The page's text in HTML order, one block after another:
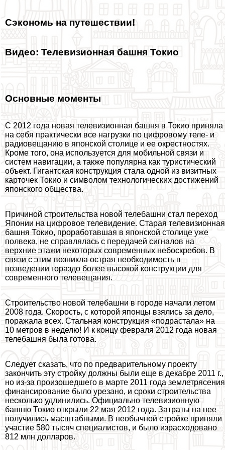
Сэкономь на путешествии!
Видео: Телевизионная башня Токио
Основные моменты
С 2012 года новая телевизионная башня в Токио приняла
на себя пpaктически все нагрузки по цифровому теле- и
радиовещанию в японской столице и ее окрестностях.
Кроме того, она используется для мобильной связи и
систем навигации, а также популярна как туристический
объект. Гигантская конструкция стала одной из визитных
карточек Токио и символом технологических достижений
японского общества.
Причиной строительства новой телeбашни стал переход
Японии на цифровое телевидение. Старая телевизионная
башня Токио, проработавшая в японской столице уже
полвека, не справлялась с передачей сигналов на
верхние этажи некоторых современных небоскребов. В
связи с этим возникла острая необходимость в
возведении гораздо более высокой конструкции для
современного телевещания.
Строительство новой телeбашни в городе начали летом
2008 года. Скорость, с которой японцы взялись за дело,
поражала всех. Стальная конструкция «подрастала» на
10 метров в неделю! И к концу февраля 2012 года новая
телeбашня была готова.
Следует сказать, что по предварительному проекту
закончить эту стройку должны были еще в декабре 2011 г.,
но из-за произошедшего в марте 2011 года землетрясения
финансирование было урезано, и сроки строительства
несколько удлинились. Официально телевизионную
башню Токио открыли 22 мая 2012 года. Затраты на нее
получились масштабными. В необычной стройке приняли
участие 580 тысяч специалистов, и было израсходовано
812 млн долларов.